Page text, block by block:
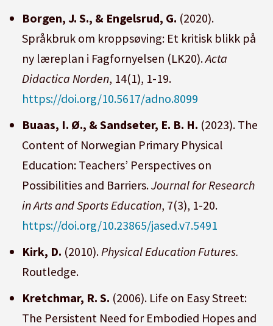
Borgen, J. S., & Engelsrud, G. (2020).
Språkbruk om kroppsøving: Et kritisk blikk på
ny læreplan i Fagfornyelsen (LK20).Acta
Didactica Norden, 14(1), 1-19.
https://doi.org/10.5617/adno.8099
Buaas, I. Ø., & Sandseter, E. B. H. (2023). The
Content of Norwegian Primary Physical
Education: Teachers’ Perspectives on
Possibilities and Barriers.Journal for Research
in Arts and Sports Education, 7(3), 1-20.
https://doi.org/10.23865/jased.v7.5491
Kirk, D. (2010). Physical Education Futures.
Routledge.
Kretchmar, R. S. (2006). Life on Easy Street:
The Persistent Need for Embodied Hopes and